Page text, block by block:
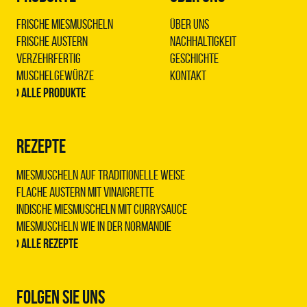
Frische Miesmuscheln
Frische Austern
Verzehrfertig
Muschelgewürze
› Alle Produkte
REZEPTE
Miesmuscheln auf traditionelle Weise
Flache Austern mit Vinaigrette
Indische Miesmuscheln mit Currysauce
Miesmuscheln wie in der Normandie
› Alle Rezepte
Über uns
Nachhaltigkeit
Geschichte
Kontakt
FOLGEN SIE UNS